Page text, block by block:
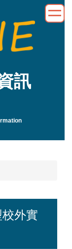
訊
外實